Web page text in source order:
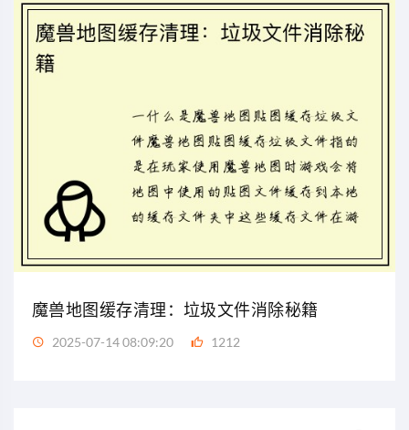
魔兽地图缓存清理：垃圾文件消除秘籍
2025-07-14 08:09:20 1212